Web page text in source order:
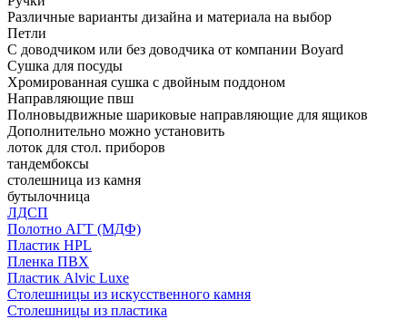
Различные варианты дизайна и материала на выбор
Петли
С доводчиком или без доводчика от компании Boyard
Сушка для посуды
Хромированная сушка с двойным поддоном
Направляющие пвш
Полновыдвижные шариковые направляющие для ящиков
Дополнительно можно установить
лоток для стол. приборов
тандембоксы
столешница из камня
бутылочница
ЛДСП
Полотно АГТ (МДФ)
Пластик HPL
Пленка ПВХ
Пластик Alvic Luxe
Столешницы из искусственного камня
Столешницы из пластика